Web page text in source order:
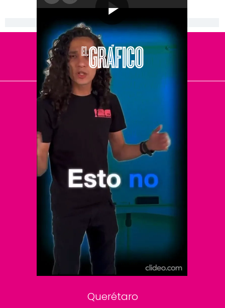
[Publicidad]
El Universal
Vive USA
Clase
De 10 sports
DeDinero
Confabulario
Aviso Oportuno
Consultas
Querétaro